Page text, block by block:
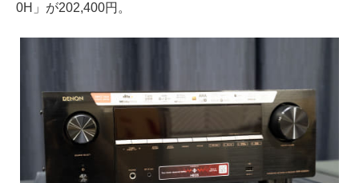
0H」が202,400円。